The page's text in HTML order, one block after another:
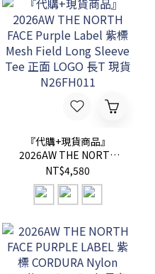
桶包 側背包 包包 現貨
N26FU014
『代購+現貨商品』
2026AW THE NORTH
FACE Purple Label 紫標
Mesh Field Long Sleeve
Tee 正面 LOGO 長T 現貨
N26FH011
NT$4,580